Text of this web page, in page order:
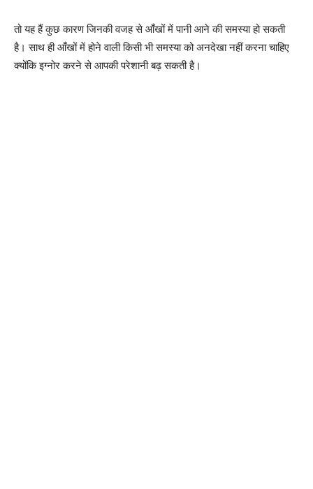
तो यह हैं कुछ कारण जिनकी वजह से आँखों में पानी आने की समस्या हो सकती
है। साथ ही आँखों में होने वाली किसी भी समस्या को अनदेखा नहीं करना चाहिए
क्योंकि इग्नोर करने से आपकी परेशानी बढ़ सकती है।